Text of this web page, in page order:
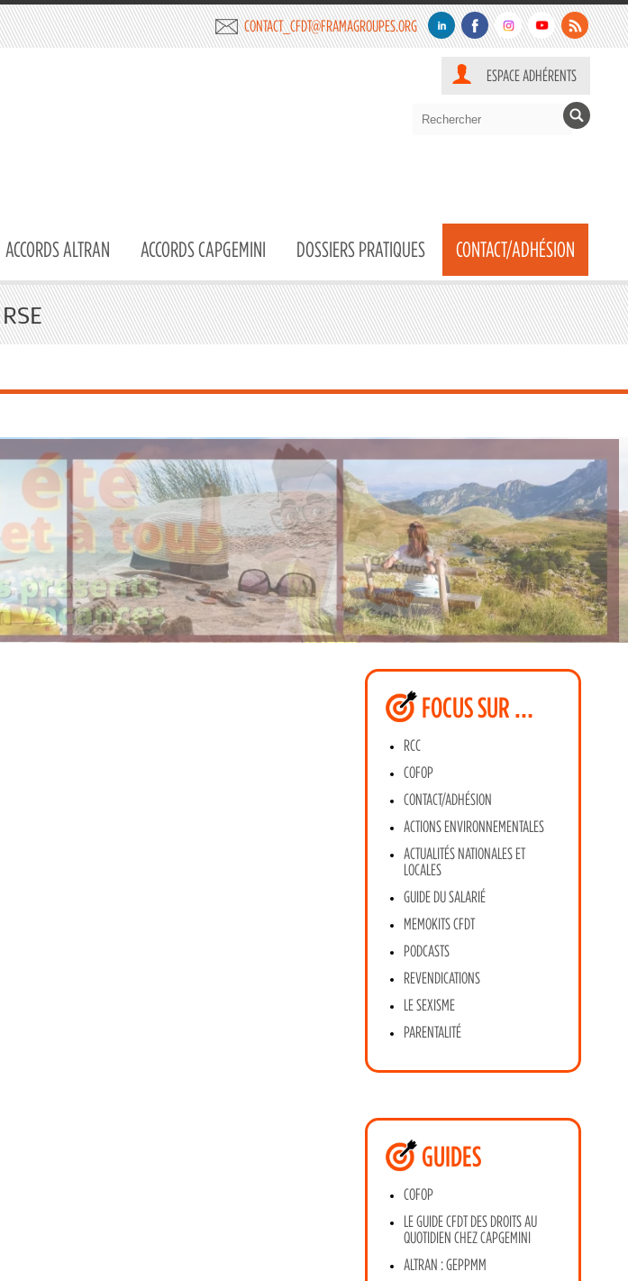
CONTACT_CFDT@FRAMAGROUPES.ORG
ESPACE ADHÉRENTS
ACCORDS ALTRAN ACCORDS CAPGEMINI DOSSIERS PRATIQUES CONTACT/ADHÉSION
RSE
FOCUS SUR …
RCC
COFOP
CONTACT/ADHÉSION
ACTIONS ENVIRONNEMENTALES
ACTUALITÉS NATIONALES ET
LOCALES
GUIDE DU SALARIÉ
MEMOKITS CFDT
PODCASTS
REVENDICATIONS
LE SEXISME
PARENTALITÉ
GUIDES
COFOP
LE GUIDE CFDT DES DROITS AU
QUOTIDIEN CHEZ CAPGEMINI
ALTRAN : GEPPMM